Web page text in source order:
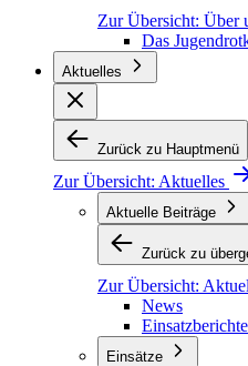
Zur Übersicht: Über
Das
Aktuelles
Zurück zu Hauptmenü
Zur Übersicht: Aktuelles
Aktuelle Beiträge
Zurück zu
Zur Übersicht:
News
Einsatzberichte
Einsätze